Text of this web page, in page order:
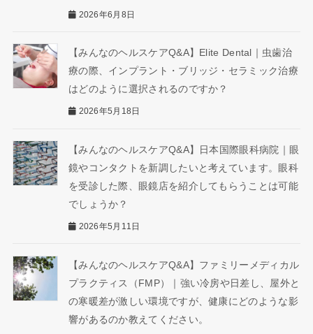
2026年6月8日
【みんなのヘルスケアQ&A】Elite Dental｜虫歯治
療の際、インプラント・ブリッジ・セラミック治療
はどのように選択されるのですか？
2026年5月18日
【みんなのヘルスケアQ&A】日本国際眼科病院｜眼
鏡やコンタクトを新調したいと考えています。眼科
を受診した際、眼鏡店を紹介してもらうことは可能
でしょうか？
2026年5月11日
【みんなのヘルスケアQ&A】ファミリーメディカル
プラクティス（FMP）｜強い冷房や日差し、屋外と
の寒暖差が激しい環境ですが、健康にどのような影
響があるのか教えてください。